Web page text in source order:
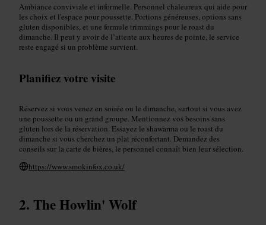
Ambiance conviviale et informelle. Personnel chaleureux qui aide pour
les choix et l'espace pour poussette. Portions généreuses, options sans
gluten disponibles, et une formule trimmings pour le roast du
dimanche. Il peut y avoir de l’attente aux heures de pointe, le service
reste engagé si un problème survient.
Planifiez votre visite
Réservez si vous venez en soirée ou le dimanche, surtout si vous avez
une poussette ou un grand groupe. Mentionnez vos besoins sans
gluten lors de la réservation. Essayez le shawarma ou le roast du
dimanche si vous cherchez un plat réconfortant. Demandez des
conseils sur la carte de bières, le personnel connaît bien leur sélection.
https://www.smokinfox.co.uk/
The Howlin' Wolf